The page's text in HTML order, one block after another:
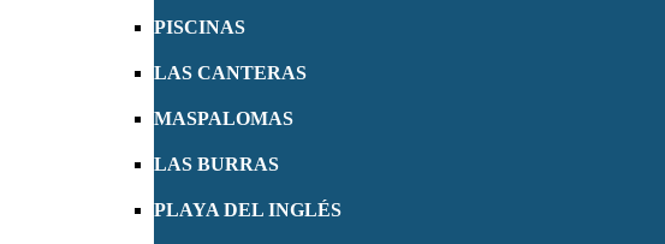
PISCINAS
LAS CANTERAS
MASPALOMAS
LAS BURRAS
PLAYA DEL INGLÉS